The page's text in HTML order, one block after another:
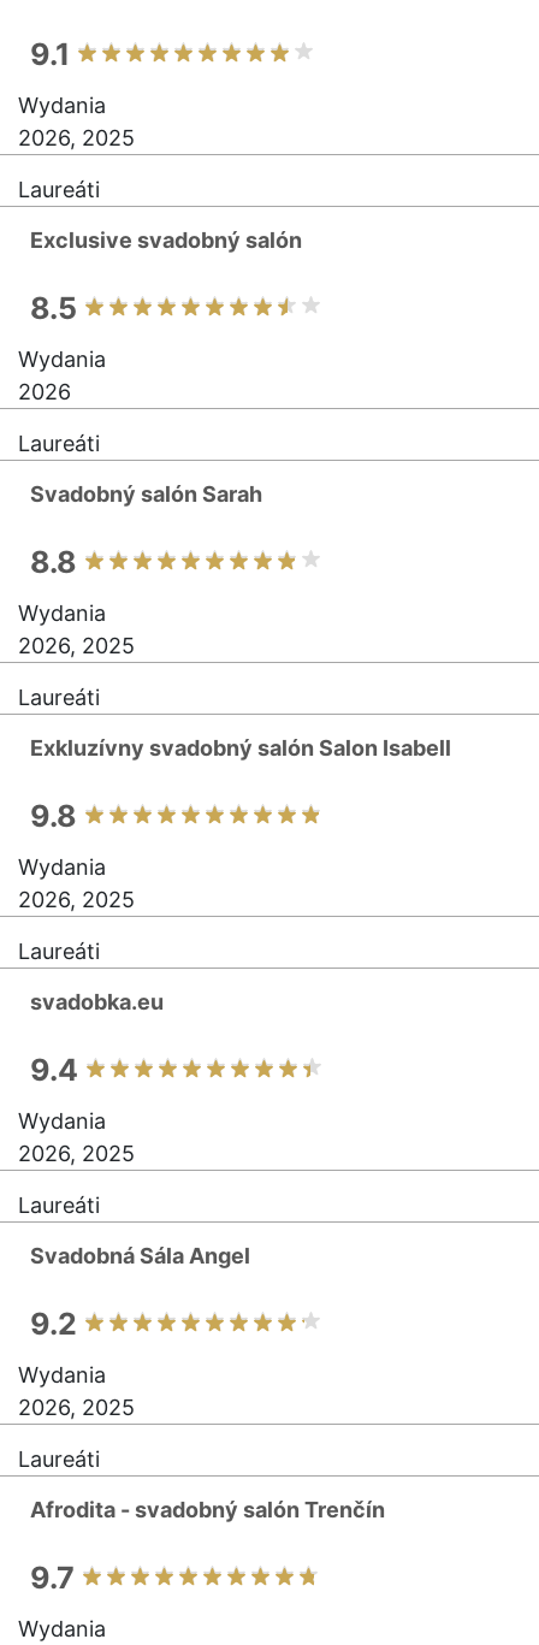
9.1
Wydania
2026, 2025
Laureáti
Exclusive svadobný salón
8.5
Wydania
2026
Laureáti
Svadobný salón Sarah
8.8
Wydania
2026, 2025
Laureáti
Exkluzívny svadobný salón Salon Isabell
9.8
Wydania
2026, 2025
Laureáti
svadobka.eu
9.4
Wydania
2026, 2025
Laureáti
Svadobná Sála Angel
9.2
Wydania
2026, 2025
Laureáti
Afrodita - svadobný salón Trenčín
9.7
Wydania